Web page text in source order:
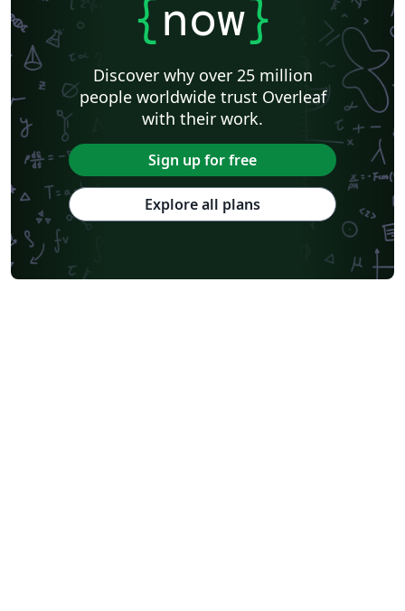
{now}
Discover why over 25 million
people worldwide trust Overleaf
with their work.
Sign up for free
Explore all plans